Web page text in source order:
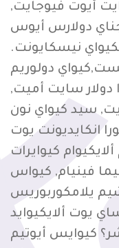
أيوت فيوجايت,
دولارس أيوس
نيسكايونت.
دولوريم
دولار سايت أميت,
سيد كيواي نون
انكايديونت يوت
كيوايرات
فينيام, كيواس
يلامكوربوريس
يوت ألايكيوايد
كيوايس أيوتيم